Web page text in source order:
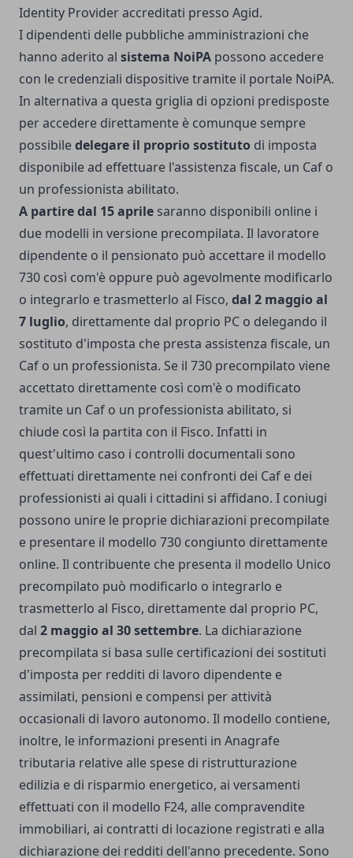
Identity Provider accreditati presso Agid.
I dipendenti delle pubbliche amministrazioni che
hanno aderito al sistema NoiPA possono accedere
con le credenziali dispositive tramite il portale NoiPA.
In alternativa a questa griglia di opzioni predisposte
per accedere direttamente è comunque sempre
possibiledelegare il proprio sostituto di imposta
disponibile ad effettuare l'assistenza fiscale, un Caf o
un professionista abilitato.
A partire dal 15 aprile saranno disponibili online i
due modelli in versione precompilata. Il lavoratore
dipendente o il pensionato può accettare il modello
730 così com'è oppure può agevolmente modificarlo
o integrarlo e trasmetterlo al Fisco, dal 2 maggio al
7 luglio, direttamente dal proprio PC o delegando il
sostituto d'imposta che presta assistenza fiscale, un
Caf o un professionista. Se il 730 precompilato viene
accettato direttamente così com'è o modificato
tramite un Caf o un professionista abilitato, si
chiude così la partita con il Fisco. Infatti in
quest'ultimo caso i controlli documentali sono
effettuati direttamente nei confronti dei Caf e dei
professionisti ai quali i cittadini si affidano. I coniugi
possono unire le proprie dichiarazioni precompilate
e presentare il modello 730 congiunto direttamente
online. Il contribuente che presenta il modello Unico
precompilato può modificarlo o integrarlo e
trasmetterlo al Fisco, direttamente dal proprio PC,
dal 2 maggio al 30 settembre. La dichiarazione
precompilata si basa sulle certificazioni dei sostituti
d'imposta per redditi di lavoro dipendente e
assimilati, pensioni e compensi per attività
occasionali di lavoro autonomo. Il modello contiene,
inoltre, le informazioni presenti in Anagrafe
tributaria relative alle spese di ristrutturazione
edilizia e di risparmio energetico, ai versamenti
effettuati con il modello F24, alle compravendite
immobiliari, ai contratti di locazione registrati e alla
dichiarazione dei redditi dell'anno precedente. Sono